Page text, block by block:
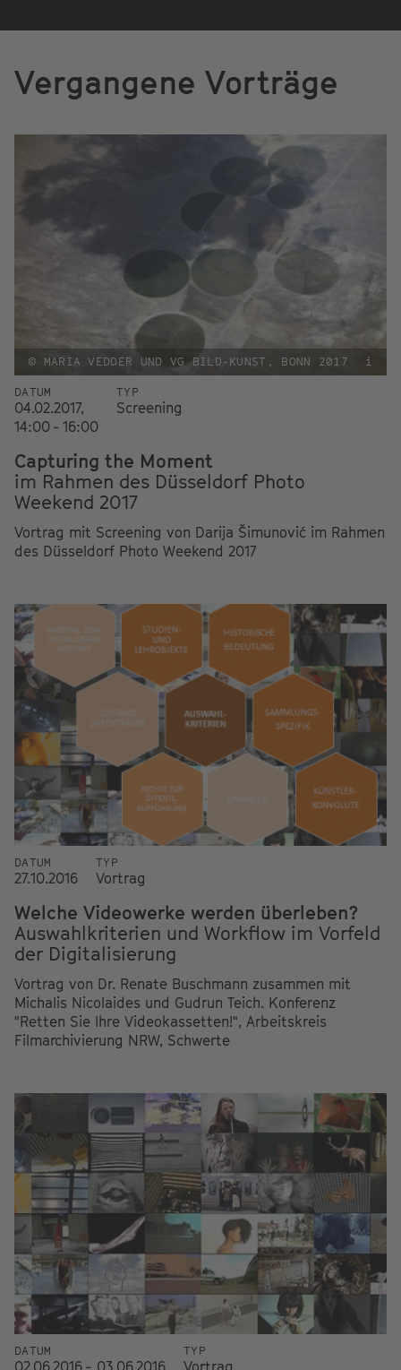
Vergangene Vorträge
© MARIA VEDDER UND VG BILD-KUNST, BONN 2017 i
DATUM
04.02.2017,
14:00 - 16:00
TYP
Screening
Capturing the Moment
im Rahmen des Düsseldorf Photo
Weekend 2017
Vortrag mit Screening von Darija Šimunović im Rahmen
des Düsseldorf Photo Weekend 2017
DATUM
27.10.2016
TYP
Vortrag
Welche Videowerke werden überleben?
Auswahlkriterien und Workflow im Vorfeld
der Digitalisierung
Vortrag von Dr. Renate Buschmann zusammen mit
Michalis Nicolaides und Gudrun Teich. Konferenz
"Retten Sie Ihre Videokassetten!", Arbeitskreis
Filmarchivierung NRW, Schwerte
DATUM TYP